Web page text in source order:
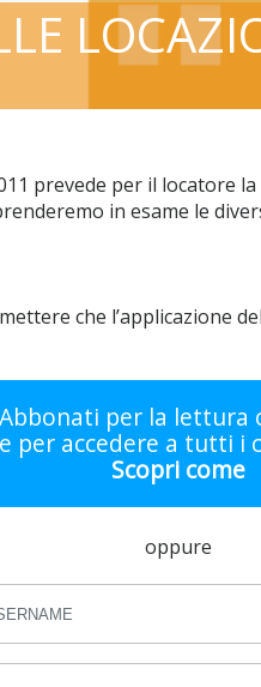
prevede per il
in esame le
che l’applicazione
Abbonati per la lettura
e per accedere a tutti i
Scopri come
oppure